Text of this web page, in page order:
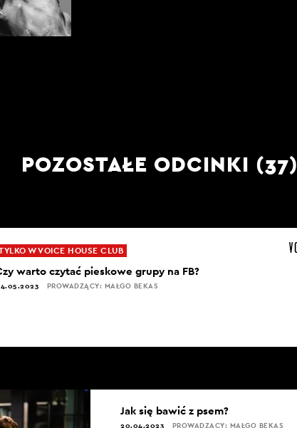
POZOSTAŁE ODCINKI (37)
W VOICE HOUSE CLUB
warto czytać pieskowe grupy na FB?
PROWADZĄCY: MAŁGO BEKAS
Jak się bawić z psem?
20.04.2023 PROWADZĄCY: MAŁGO BEKAS